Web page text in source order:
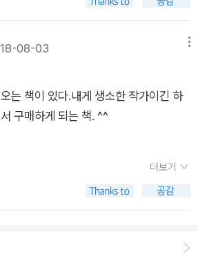
<노베첸토>의 가장 화려한 장면으로 다
, 빅토리아 호에 오른 지 얼마 되지 않은
배회하고 있다가 급기야 길을 잃어버릴
게 안정된 가벼운 발걸음으로 다가온 노
등실 연회장에 입장한다. 피아노 앞에 앉
기 옆자리에 ‘나’를 앉힌 노베첸토는 큰
마다 휙, 휙, 미끄러지는 검은 범선, 그
선장처럼 꿈같은 연주에 골몰한다. 피아
게 되는 것처럼 반대 방향으로 확 쏠려
받아야해서 병원에 안갈수는 없고 담당
라 담당 선생을 바꿔서 오후에 가기로 했
감인데 받아주겠다고 한 간호사님. 고마
이라도 들고 가야겠어. 그런데 이 기세라
멈출 것 같지 않고.마당을 내다보니 토마
가시노 게이고의 11
는.빈둥거리고 있는데 마침 광고문자가
신작. 무려 두권인데... 가만히 책장을
08-03
는 책이 있다.내게 생소한 작가이긴 하
구매하게 되는 책. ^^
더보기